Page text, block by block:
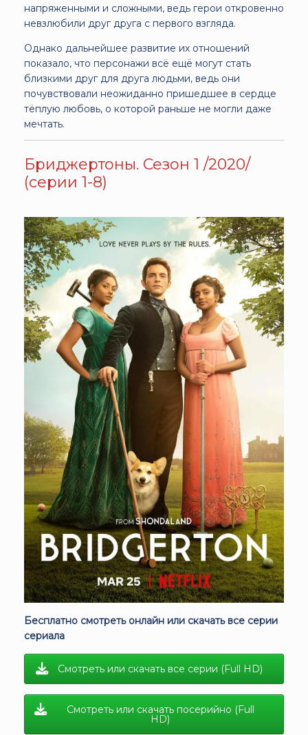
напряженными и сложными, ведь герои откровенно
невзлюбили друг друга с первого взгляда.
Однако дальнейшее развитие их отношений
показало, что персонажи всё ещё могут стать
близкими друг для друга людьми, ведь они
почувствовали неожиданно пришедшее в сердце
тёплую любовь, о которой раньше не могли даже
мечтать.
Бриджертоны. Сезон 1 /2020/
(серии 1-8)
Бесплатно смотреть онлайн или скачать все серии
сериала
Смотреть или скачать все серии (Full HD)
Смотреть или скачать посерийно (Full
HD)